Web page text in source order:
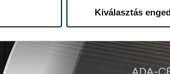
Kiválasztás